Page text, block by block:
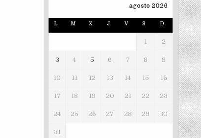
agosto 2026
L M X J V S D
1 2
3 4 5 6 7 8 9
10 11 12 13 14 15 16
17 18 19 20 21 22 23
24 25 26 27 28 29 30
31